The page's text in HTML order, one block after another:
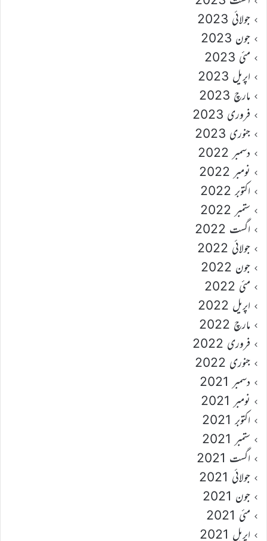
جولائی 2023
جون 2023
مئی 2023
اپریل 2023
مارچ 2023
فروری 2023
جنوری 2023
دسمبر 2022
نومبر 2022
اکتوبر 2022
ستمبر 2022
اگست 2022
جولائی 2022
جون 2022
مئی 2022
اپریل 2022
مارچ 2022
فروری 2022
جنوری 2022
دسمبر 2021
نومبر 2021
اکتوبر 2021
ستمبر 2021
اگست 2021
جولائی 2021
جون 2021
مئی 2021
اپریل 2021